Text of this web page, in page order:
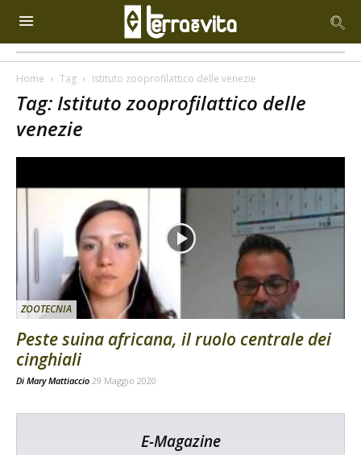
Home Tag Istituto zooprofilattico delle venezie
Tag: Istituto zooprofilattico delle
venezie
ZOOTECNIA
Peste suina africana, il ruolo centrale dei
cinghiali
Di Mary Mattiaccio 29 Maggio 2020
E-Magazine